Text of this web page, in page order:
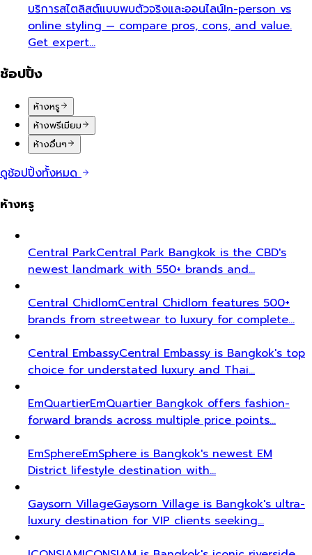
บริการสไตลิสต์แบบพบตัวจริงและออนไลน์In-person vs
online styling — compare pros, cons, and value.
Get expert…
ช้อปปิ้ง
ห้างหรู
ห้างพรีเมียม
ห้างอื่นๆ
ดูช้อปปิ้งทั้งหมด
ห้างหรู
Central ParkCentral Park Bangkok is the CBD's
newest landmark with 550+ brands and…
Central ChidlomCentral Chidlom features 500+
brands from streetwear to luxury for complete…
Central EmbassyCentral Embassy is Bangkok's top
choice for understated luxury and Thai…
EmQuartierEmQuartier Bangkok offers fashion-
forward brands across multiple price points…
EmSphereEmSphere is Bangkok's newest EM
District lifestyle destination with…
Gaysorn VillageGaysorn Village is Bangkok's ultra-
luxury destination for VIP clients seeking…